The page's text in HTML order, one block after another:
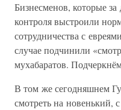
Бизнесменов, которые за
контроля выстроили
сотрудничества с
случае подчинили
мухабаратов.
В том же сегодняшнем
смотреть на новенький,